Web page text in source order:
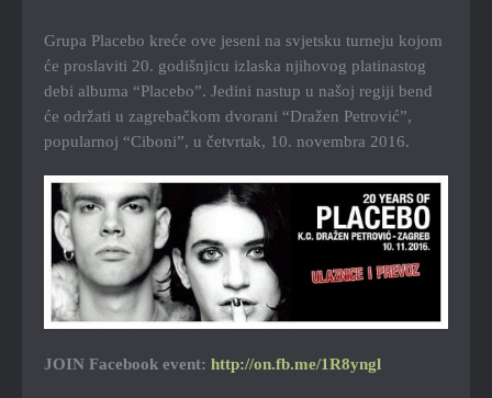
Grupa Placebo kreće ove jeseni na svjetsku turneju kojom
će proslaviti 20. godišnjicu izlaska njihovog platinastog
debi albuma “Placebo”. Jedini nastup u našoj regiji bend
će održati u zagrebačkom dvorani “Dražen Petrović”,
popularnoj “Ciboni”, u četvrtak, 10. novembra 2016.
JOIN Facebook event: http://on.fb.me/1R8yngl